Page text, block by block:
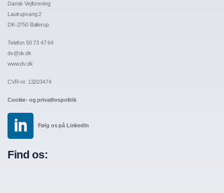
Dansk Vejforening
Lautrupvang 2
DK-2750 Ballerup
Telefon 50 73 47 64
dv@dv.dk
www.dv.dk
CVR-nr. 13203474
Cookie- og privatlivspolitik
Følg os på LinkedIn
Find os: